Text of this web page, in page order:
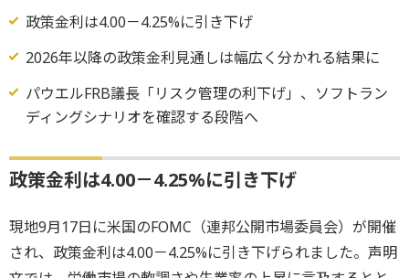
政策金利は4.00－4.25%に引き下げ
2026年以降の政策金利見通しは幅広く分かれる結果に
パウエルFRB議長「リスク管理の利下げ」、ソフトラン
ディングシナリオを確認する段階へ
政策金利は4.00－4.25%に引き下げ
現地9月17日に米国のFOMC（連邦公開市場委員会）が開催
され、政策金利は4.00－4.25%に引き下げられました。声明